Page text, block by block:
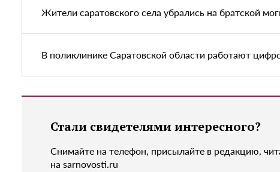
Жители саратовского села убрались на братской
В поликлинике Саратовской области работают
Стали свидетелями интересного?
Снимайте на телефон, присылайте в редакцию,
на sarnovosti.ru